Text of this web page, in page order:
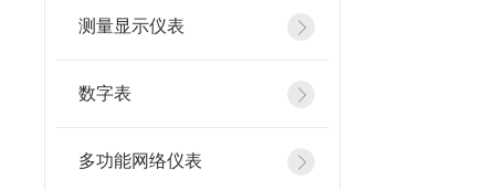
测量显示仪表
数字表
多功能网络仪表